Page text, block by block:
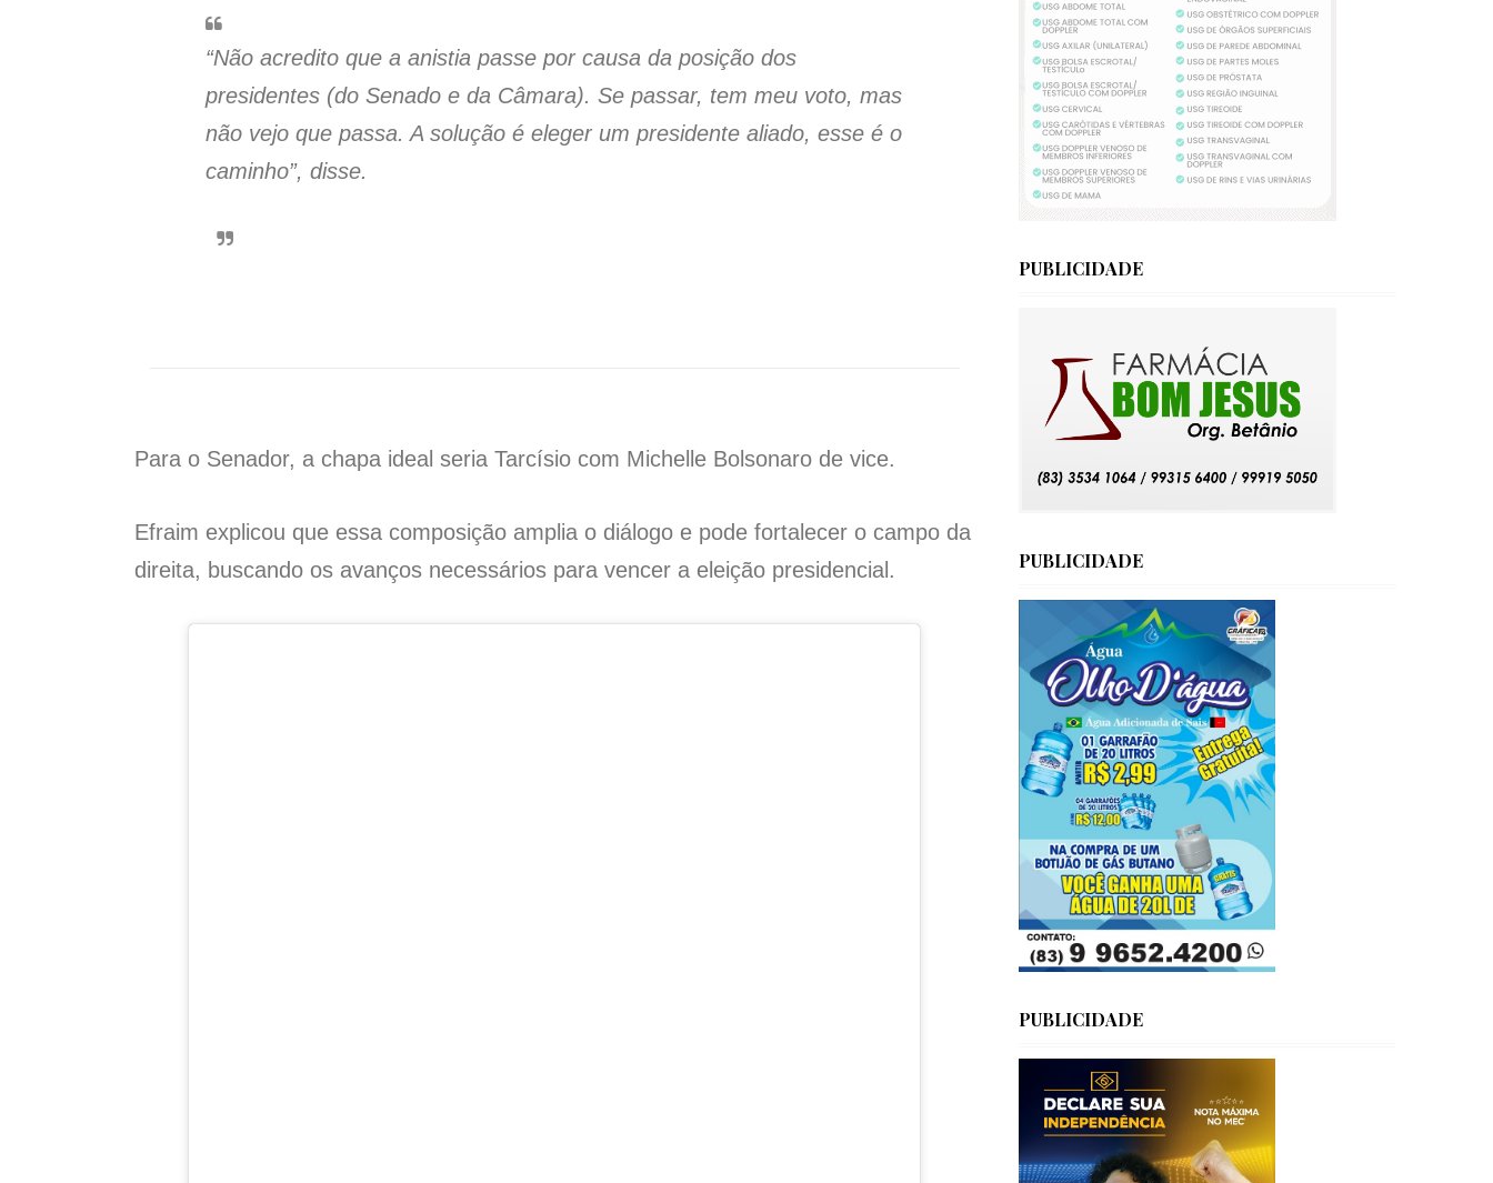
“Não acredito que a anistia passe por causa da posição dos
presidentes (do Senado e da Câmara). Se passar, tem meu voto, mas
não vejo que passa. A solução é eleger um presidente aliado, esse é o
caminho”, disse.
Para o Senador, a chapa ideal seria Tarcísio com Michelle Bolsonaro de vice.
Efraim explicou que essa composição amplia o diálogo e pode fortalecer o campo da
direita, buscando os avanços necessários para vencer a eleição presidencial.
PUBLICIDADE
PUBLICIDADE
PUBLICIDADE